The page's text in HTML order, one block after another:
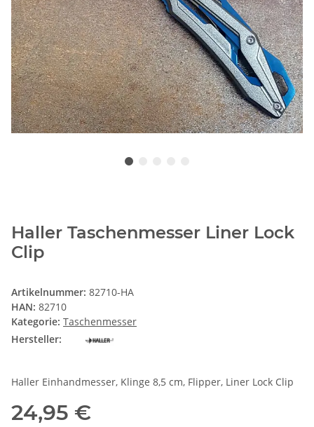
Haller Taschenmesser Liner Lock
Clip
Artikelnummer: 82710-HA
HAN: 82710
Kategorie: Taschenmesser
Hersteller:
Haller Einhandmesser, Klinge 8,5 cm, Flipper, Liner Lock Clip
24,95 €